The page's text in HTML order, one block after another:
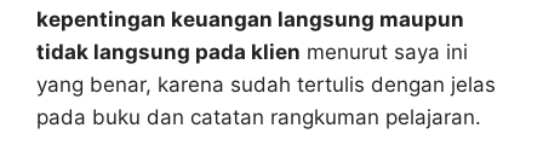
kepentingan keuangan langsung maupun
tidak langsung pada klien menurut saya ini
yang benar, karena sudah tertulis dengan jelas
pada buku dan catatan rangkuman pelajaran.